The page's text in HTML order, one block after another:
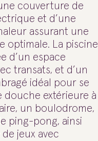
couverture de
et d’une
assurant une
optimale. La piscine
d’un espace
transats, et d’un
idéal pour se
douche extérieure à
un boulodrome,
ping-pong, ainsi
de jeux avec